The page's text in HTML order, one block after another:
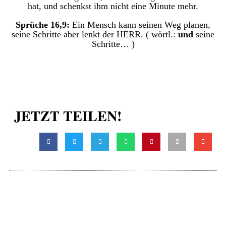
hat, und schenkst ihm nicht eine Minute mehr.
Sprüche 16,9: Ein Mensch kann seinen Weg planen,
seine Schritte aber lenkt der HERR. ( wörtl.: und seine
Schritte… )
JETZT TEILEN!